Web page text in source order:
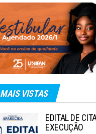
MAIS VISTAS
EDITAL DE
EXECUÇÃO